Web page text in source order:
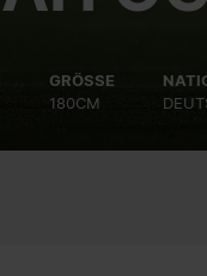
GRÖSSE
180CM